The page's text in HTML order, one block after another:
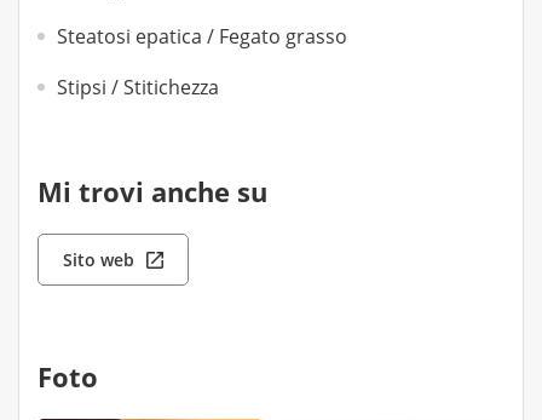
Steatosi epatica / Fegato grasso
Stipsi / Stitichezza
Mi trovi anche su
Sito web
Foto